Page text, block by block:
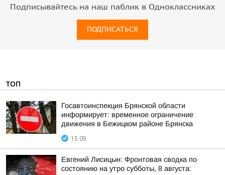
Подписывайтесь на наш паблик в Одноклассниках
ПОДПИСАТЬСЯ
ТОП
Госавтоинспекция Брянской области
информирует: временное ограничение
движения в Бежицком районе Брянска
15:09
Евгений Лисицын: Фронтовая сводка по
состоянию на утро субботы, 8 августа: